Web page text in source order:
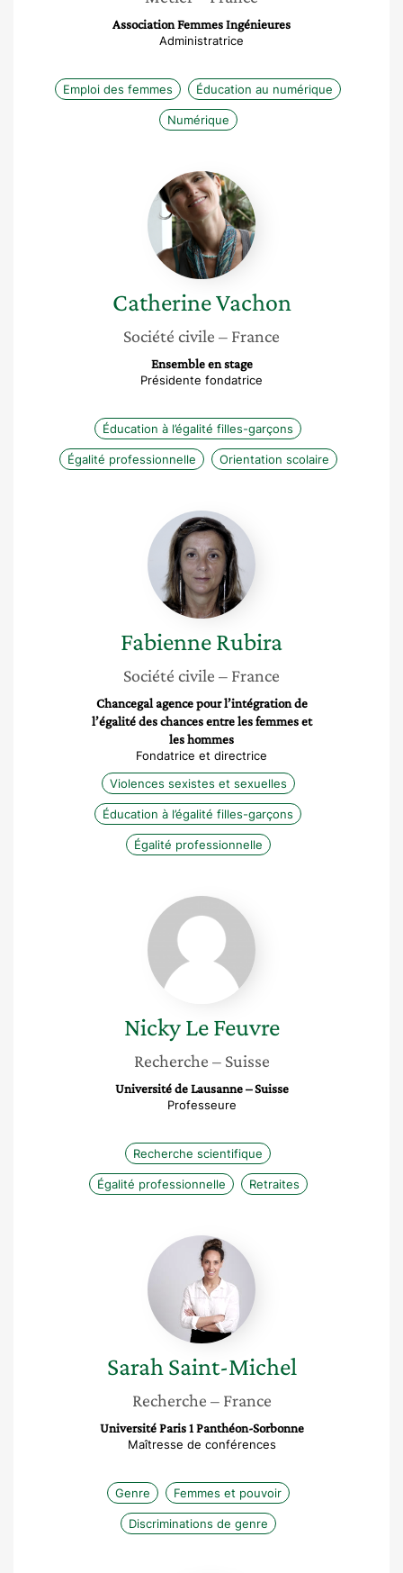
Association Femmes Ingénieures
Administratrice
Emploi des femmes Éducation au numérique
Numérique
Catherine
Vachon
CatherineVachon
Société civile – France
Ensemble en stage
Présidente fondatrice
Éducation à l’égalité filles-garçons
Égalité professionnelle Orientation scolaire
Fabienne
Rubira
FabienneRubira
Société civile – France
Chancegal agence pour l’intégration de
l’égalité des chances entre les femmes et
les hommes
Fondatrice et directrice
Violences sexistes et sexuelles
Éducation à l’égalité filles-garçons
Égalité professionnelle
Nicky
Le
Feuvre
Nicky Le Feuvre
Recherche – Suisse
Université de Lausanne – Suisse
Professeure
Recherche scientifique
Égalité professionnelle Retraites
Sarah
Saint-
Michel
Sarah Saint-Michel
Recherche – France
Université Paris 1 Panthéon-Sorbonne
Maîtresse de conférences
Genre Femmes et pouvoir
Discriminations de genre